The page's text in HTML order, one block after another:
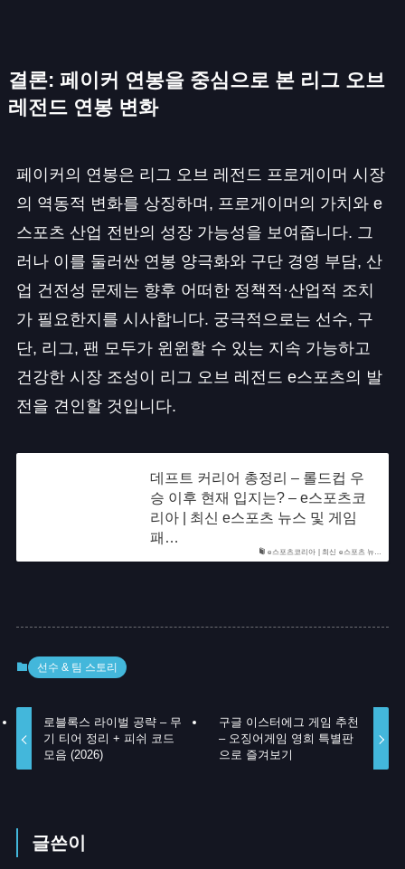
결론: 페이커 연봉을 중심으로 본 리그 오브
레전드 연봉 변화
페이커의 연봉은 리그 오브 레전드 프로게이머 시장
의 역동적 변화를 상징하며, 프로게이머의 가치와 e
스포츠 산업 전반의 성장 가능성을 보여줍니다. 그
러나 이를 둘러싼 연봉 양극화와 구단 경영 부담, 산
업 건전성 문제는 향후 어떠한 정책적·산업적 조치
가 필요한지를 시사합니다. 궁극적으로는 선수, 구
단, 리그, 팬 모두가 윈윈할 수 있는 지속 가능하고
건강한 시장 조성이 리그 오브 레전드 e스포츠의 발
전을 견인할 것입니다.
e스포츠코리아 | 최신 e스포츠 뉴…
데프트 커리어 총정리 – 롤드컵 우
승 이후 현재 입지는? – e스포츠코
리아 | 최신 e스포츠 뉴스 및 게임
패…
선수 & 팀 스토리
로블록스 라이벌 공략 – 무
기 티어 정리 + 피쉬 코드
모음 (2026)
구글 이스터에그 게임 추천
– 오징어게임 영희 특별판
으로 즐겨보기
글쓴이